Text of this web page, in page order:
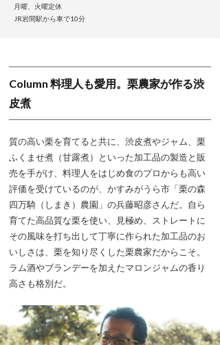
月曜、火曜定休
JR岩間駅から車で10分
Column 料理人も愛用。栗農家が作る渋
皮煮
質の高い栗を育てると共に、渋皮煮やジャム、栗
ふくませ煮（甘露煮）といった加工品の製造と販
売を手がけ、料理人をはじめ食のプロからも高い
評価を受けているのが、かすみがうら市「栗の森
四万騎（しまき）農園」の兵藤昭彦さんだ。自ら
育てた高品質な栗を使い、見極め、ストレートに
その風味を打ち出して丁寧に作られた加工品のお
いしさは、栗を知り尽くした栗農家だからこそ。
ラム酒やブランデーを加えたマロンジャムの香り
高さも格別だ。